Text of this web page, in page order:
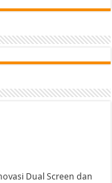
Dual Screen dan